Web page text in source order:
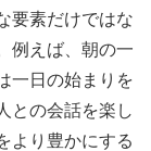
要素だけではな
例えば、朝の一
一日の始まりを
との会話を楽し
より豊かにする